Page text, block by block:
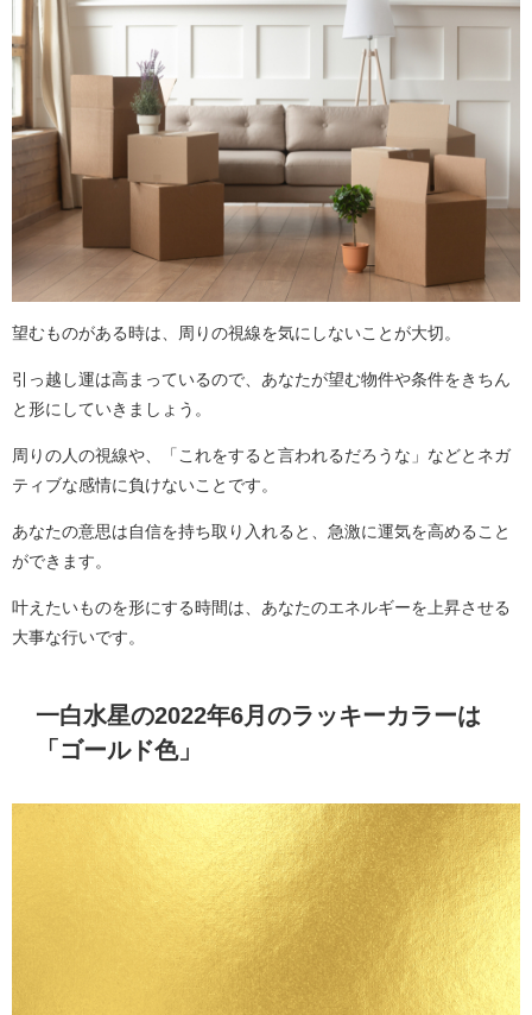
望むものがある時は、周りの視線を気にしないことが大切。
引っ越し運は高まっているので、あなたが望む物件や条件をきちん
と形にしていきましょう。
周りの人の視線や、「これをすると言われるだろうな」などとネガ
ティブな感情に負けないことです。
あなたの意思は自信を持ち取り入れると、急激に運気を高めること
ができます。
叶えたいものを形にする時間は、あなたのエネルギーを上昇させる
大事な行いです。
一白水星の2022年6月のラッキーカラーは
「ゴールド色」